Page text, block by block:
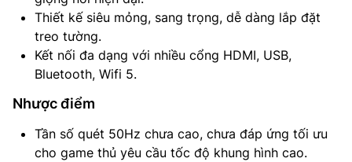
Thiết kế siêu mỏng, sang trọng, dễ dàng lắp đặt
treo tường.
Kết nối đa dạng với nhiều cổng HDMI, USB,
Bluetooth, Wifi 5.
Nhược điểm
Tần số quét 50Hz chưa cao, chưa đáp ứng tối ưu
cho game thủ yêu cầu tốc độ khung hình cao.